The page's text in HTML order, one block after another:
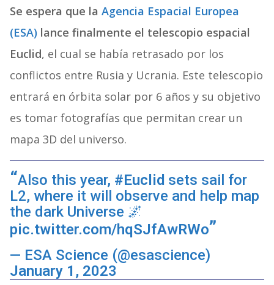
Se espera que la Agencia Espacial Europea
(ESA) lance finalmente el telescopio espacial
Euclid, el cual se había retrasado por los
conflictos entre Rusia y Ucrania. Este telescopio
entrará en órbita solar por 6 años y su objetivo
es tomar fotografías que permitan crear un
mapa 3D del universo.
Also this year, #Euclid sets sail for
L2, where it will observe and help map
the dark Universe 🌌
pic.twitter.com/hqSJfAwRWo
— ESA Science (@esascience)
January 1, 2023